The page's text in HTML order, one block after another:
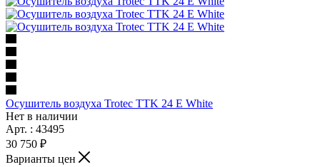
Осушитель воздуха Trotec TTK 24 E White
Нет в наличии
Арт. : 43495
30 750 ₽
Варианты цен